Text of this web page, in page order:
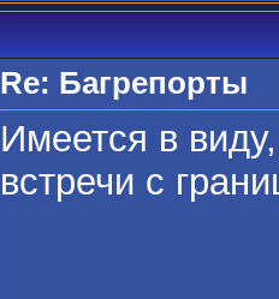
Re: Багрепорты
Имеется в
встречи с